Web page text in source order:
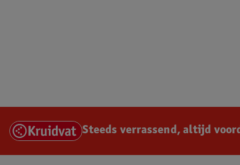
Steeds verrassend, altijd